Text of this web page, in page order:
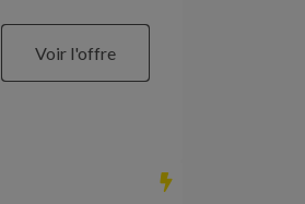
Voir l'offre